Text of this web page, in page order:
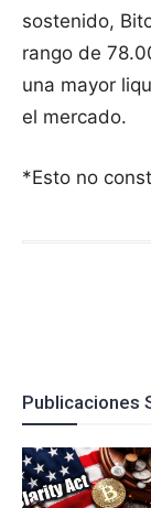
sostenido,
rango de
una mayor
el mercado.
*Esto no
Publicaciones